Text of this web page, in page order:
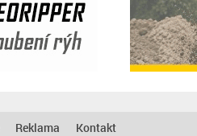
Reklama Kontakt